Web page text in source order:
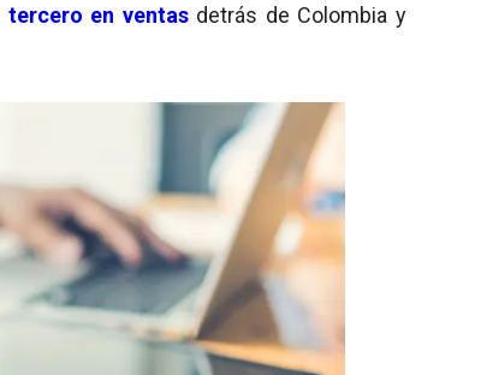
tercero en ventasdetrás de Colombia y